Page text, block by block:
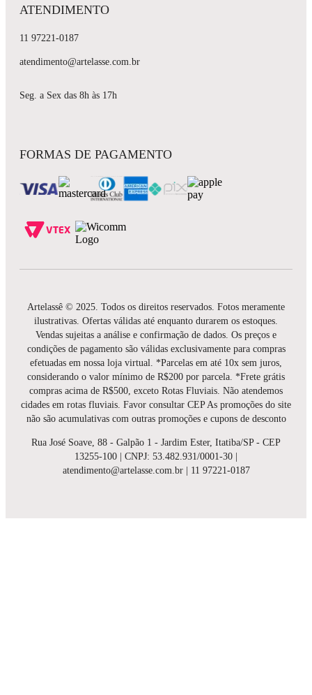
ATENDIMENTO
11 97221-0187
atendimento@artelasse.com.br
Seg. a Sex das 8h às 17h
FORMAS DE PAGAMENTO
Artelassê © 2025. Todos os direitos reservados. Fotos meramente
ilustrativas. Ofertas válidas até enquanto durarem os estoques.
Vendas sujeitas a análise e confirmação de dados. Os preços e
condições de pagamento são válidas exclusivamente para compras
efetuadas em nossa loja virtual. *Parcelas em até 10x sem juros,
considerando o valor mínimo de R$200 por parcela. *Frete grátis
compras acima de R$500, exceto Rotas Fluviais. Não atendemos
cidades em rotas fluviais. Favor consultar CEP As promoções do site
não são acumulativas com outras promoções e cupons de desconto
Rua José Soave, 88 - Galpão 1 - Jardim Ester, Itatiba/SP - CEP
13255-100 | CNPJ: 53.482.931/0001-30 |
atendimento@artelasse.com.br | 11 97221-0187